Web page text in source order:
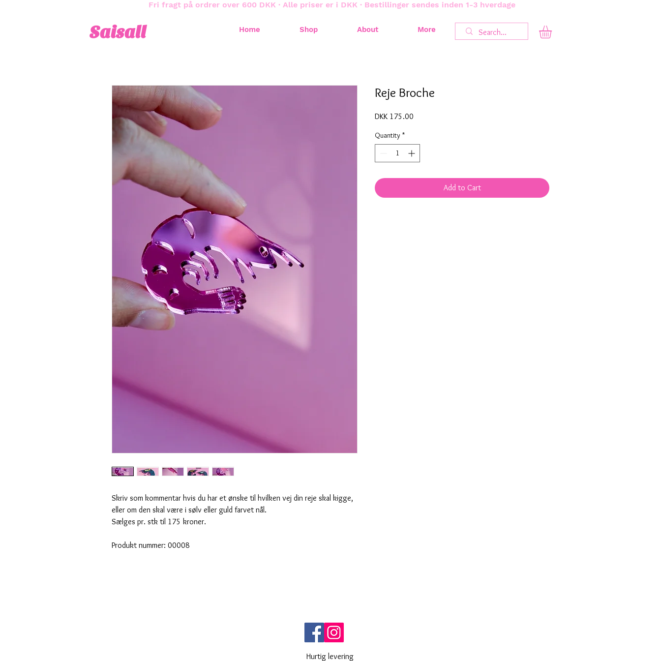
Fri fragt på ordrer over 600 DKK · Alle priser er i DKK · Bestillinger sendes inden 1-3 hverdage
Saisall Home Shop About More
Skriv som kommentar hvis du har et ønske til hvilken vej din reje skal kigge,
eller om den skal være i sølv eller guld farvet nål.
Sælges pr. stk til 175 kroner.
Produkt nummer: 00008
Reje Broche
DKK 175.00
Quantity *
Add to Cart
Hurtig levering